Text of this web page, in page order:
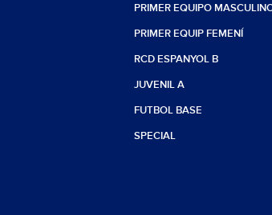
PRIMER EQUIPO
PRIMER EQUIP FEMENÍ
RCD ESPANYOL B
JUVENIL A
FUTBOL BASE
SPECIAL